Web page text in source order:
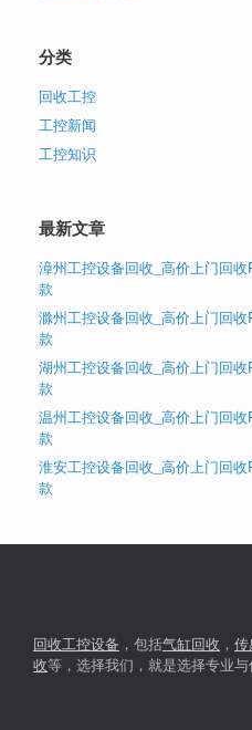
分类
回收工控
工控新闻
工控知识
最新文章
漳州工控设备回收_高价上门回
款
滁州工控设备回收_高价上门回
款
湖州工控设备回收_高价上门回
款
温州工控设备回收_高价上门回
款
淮安工控设备回收_高价上门回
款
回收工控设备 ，包括气缸回收 ， 传
收等，选择我们，就是选择专业与